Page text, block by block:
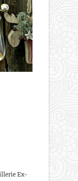
Ex-